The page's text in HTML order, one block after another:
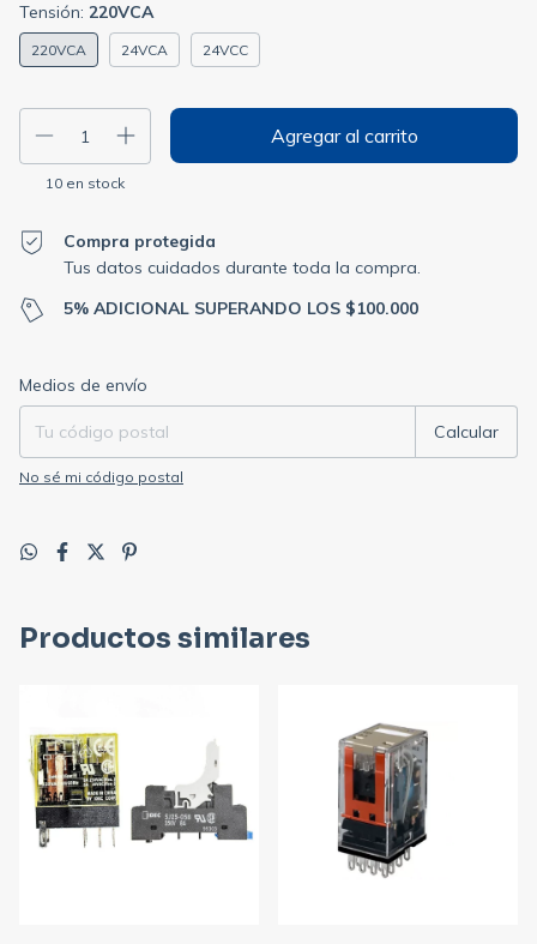
Tensión: 220VCA
220VCA 24VCA 24VCC
10 en stock
Compra protegida
Tus datos cuidados durante toda la compra.
5% ADICIONAL SUPERANDO LOS $100.000
Entregas para el CP:
Medios de envío
Calcular
No sé mi código postal
Productos similares